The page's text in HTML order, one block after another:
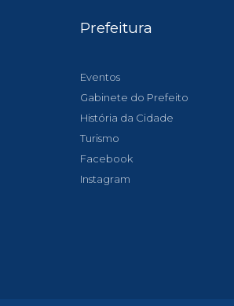
Prefeitura
Eventos
Gabinete do Prefeito
História da Cidade
Turismo
Facebook
Instagram